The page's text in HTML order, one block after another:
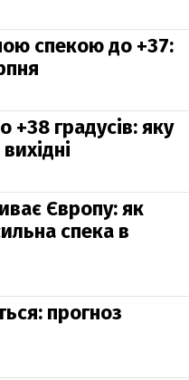
спекою до +37:
+38 градусів: яку
Європу: як
спека в
прогноз